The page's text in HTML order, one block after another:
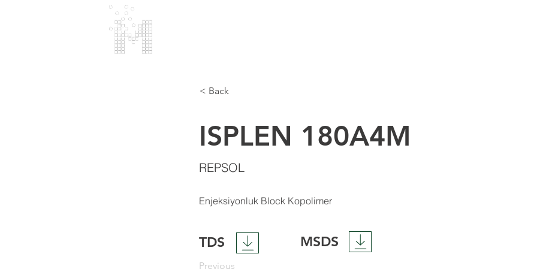
< Back
ISPLEN 180A4M
REPSOL
Enjeksiyonluk Block Kopolimer
TDS MSDS
Previous